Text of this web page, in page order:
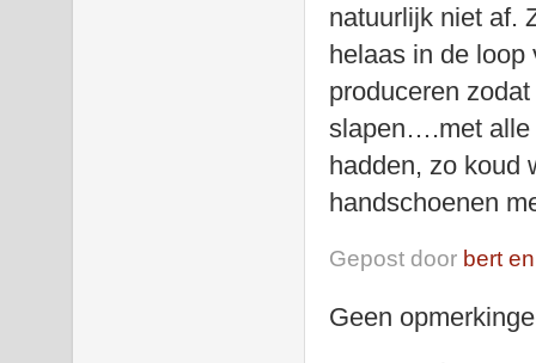
natuurlijk niet af.
helaas in de loop
produceren
slapen….met alle
hadden, zo koud
handschoenen
Gepost door bert
Geen